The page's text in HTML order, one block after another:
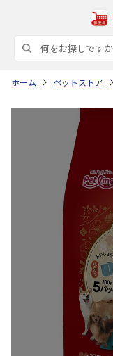
ホーム ペットストア